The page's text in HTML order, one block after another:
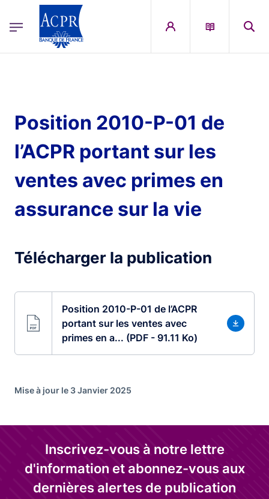
ACPR Menu Principal (French)
Position 2010-P-01 de
l’ACPR portant sur les
ventes avec primes en
assurance sur la vie
Télécharger la publication
Position 2010-P-01 de l’ACPR
portant sur les ventes avec
primes en a... (PDF - 91.11 Ko)
Mise à jour le 3 Janvier 2025
Inscrivez-vous à notre lettre
d'information et abonnez-vous aux
dernières alertes de publication